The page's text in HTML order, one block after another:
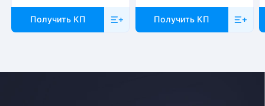
Получить КП Получить КП